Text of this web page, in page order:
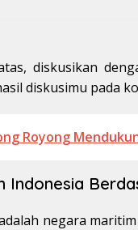
diskusikan
diskusimu pada
Royong
Indonesia
negara